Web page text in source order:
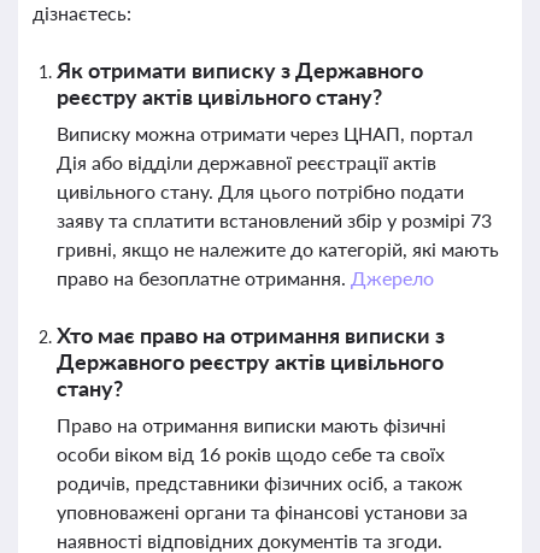
дізнаєтесь:
Як отримати виписку з Державного
реєстру актів цивільного стану?
Виписку можна отримати через ЦНАП, портал
Дія або відділи державної реєстрації актів
цивільного стану. Для цього потрібно подати
заяву та сплатити встановлений збір у розмірі 73
гривні, якщо не належите до категорій, які мають
право на безоплатне отримання. Джерело
Хто має право на отримання виписки з
Державного реєстру актів цивільного
стану?
Право на отримання виписки мають фізичні
особи віком від 16 років щодо себе та своїх
родичів, представники фізичних осіб, а також
уповноважені органи та фінансові установи за
наявності відповідних документів та згоди.